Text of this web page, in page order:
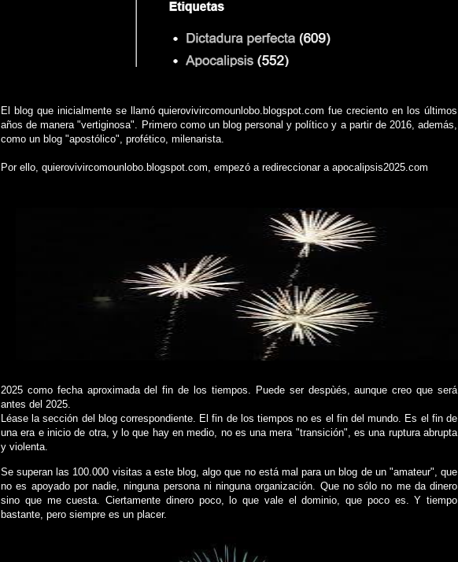
El blog que inicialmente se llamó quierovivircomounlobo.blogspot.com fue creciento en los últimos
años de manera "vertiginosa". Primero como un blog personal y político y a partir de 2016, además,
como un blog "apostólico", profético, milenarista.
Por ello, quierovivircomounlobo.blogspot.com, empezó a redireccionar a apocalipsis2025.com
2025 como fecha aproximada del fin de los tiempos. Puede ser despùés, aunque creo que será
antes del 2025.
Léase la sección del blog correspondiente. El fin de los tiempos no es el fin del mundo. Es el fin de
una era e inicio de otra, y lo que hay en medio, no es una mera "transición", es una ruptura abrupta
y violenta.
Se superan las 100.000 visitas a este blog, algo que no está mal para un blog de un "amateur", que
no es apoyado por nadie, ninguna persona ni ninguna organización. Que no sólo no me da dinero
sino que me cuesta. Ciertamente dinero poco, lo que vale el dominio, que poco es. Y tiempo
bastante, pero siempre es un placer.